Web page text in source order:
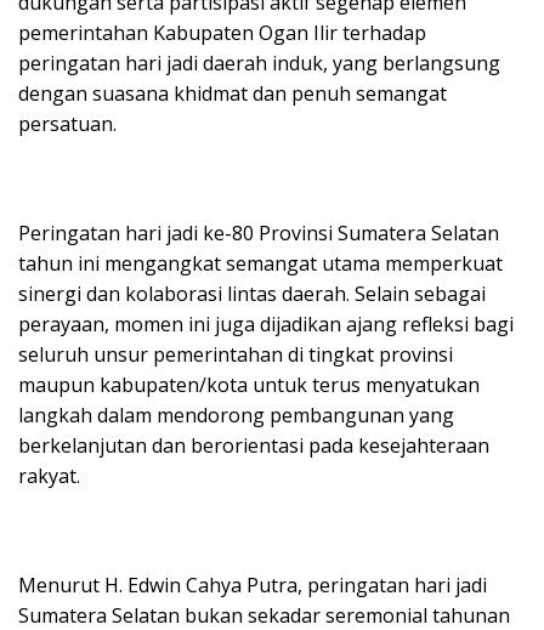
pemerintahan Kabupaten Ogan Ilir terhadap
peringatan hari jadi daerah induk, yang berlangsung
dengan suasana khidmat dan penuh semangat
persatuan.
Peringatan hari jadi ke-80 Provinsi Sumatera Selatan
tahun ini mengangkat semangat utama memperkuat
sinergi dan kolaborasi lintas daerah. Selain sebagai
perayaan, momen ini juga dijadikan ajang refleksi bagi
seluruh unsur pemerintahan di tingkat provinsi
maupun kabupaten/kota untuk terus menyatukan
langkah dalam mendorong pembangunan yang
berkelanjutan dan berorientasi pada kesejahteraan
rakyat.
Menurut H. Edwin Cahya Putra, peringatan hari jadi
Sumatera Selatan bukan sekadar seremonial tahunan